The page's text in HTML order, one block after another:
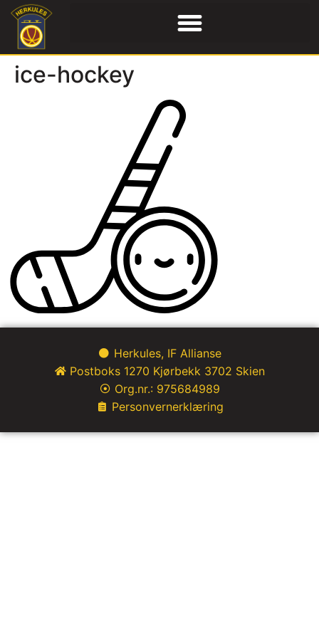
ice-hockey
Herkules, IF Allianse
Postboks 1270 Kjørbekk 3702 Skien
Org.nr.: 975684989
Personvernerklæring